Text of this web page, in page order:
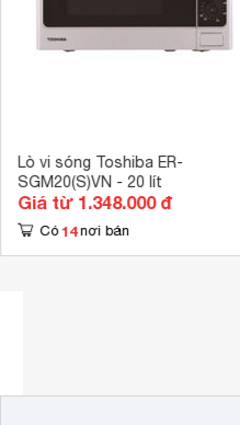
Lò vi sóng Toshiba ER-
SGM20(S)VN - 20 lít
Giá từ 1.348.000 đ
Có 14 nơi bán